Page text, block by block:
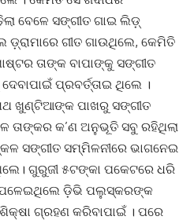
ବେଳେ ସଙ୍ଗୀତ ଗାଇ ଲିଡ଼୍
ଗୀତ ଗାଉଥିଲେ, କେମିତି
ତାଙ୍କ ବାପାଙ୍କୁ ସଙ୍ଗୀତ
ପ୍ରବର୍ତ୍ତାଇ ଥିଲେ ।
ଖୁଣ୍ଟିଆଙ୍କ ପାଖରୁ ସଙ୍ଗୀତ
ତାଙ୍କର କ’ଣ ଅନୁଭୂତି ସବୁ ରହିଥିଲା
ସଙ୍ଗୀତ ସମ୍ମିଳନୀରେ ଭାଗନେଇ
ଗୁରୁଜୀ ୫ଟଙ୍କା ପକେଟରେ ଧରି
ପଳେଇଥିଲେ ଡ଼ିଭି ପଲୁସ୍କରଙ୍କ
ଗ୍ରହଣ କରିବାପାଇଁ । ପରେ